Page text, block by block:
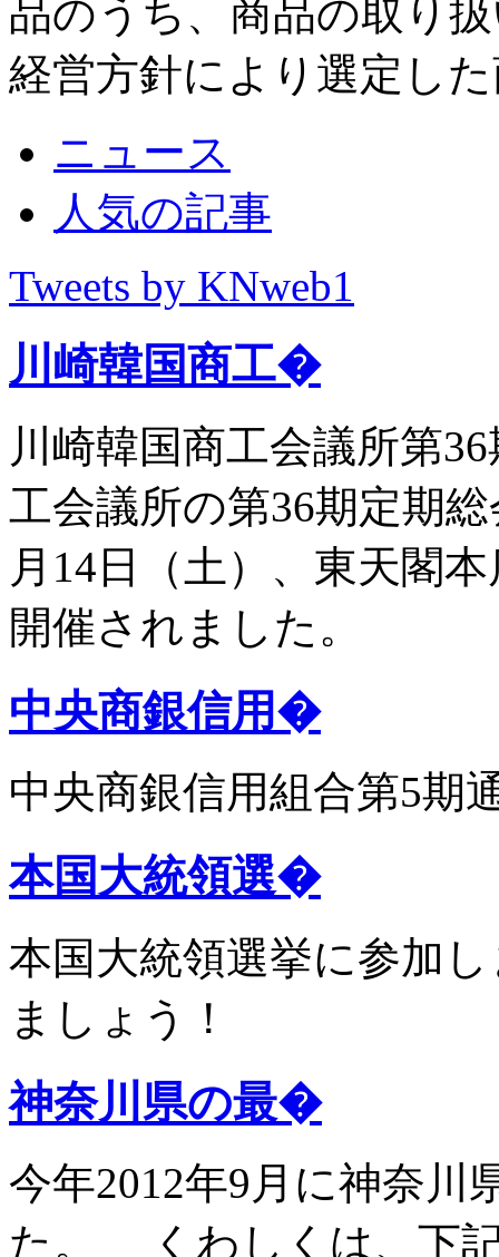
品のうち、商品の取り
経営方針により選定し
ニュース
人気の記事
Tweets by KNweb1
川崎韓国商工�
川崎韓国商工会議所第
工会議所の第36期定期
月14日（土）、東天閣
開催されました。
中央商銀信用�
中央商銀信用組合第5期
本国大統領選�
本国大統領選挙に参加
ましょう！
神奈川県の最�
今年2012年9月に神奈川
た。 くわしくは、下